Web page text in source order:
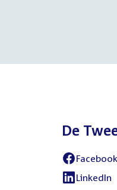
De
External
link:
Facebook
External
LinkedIn